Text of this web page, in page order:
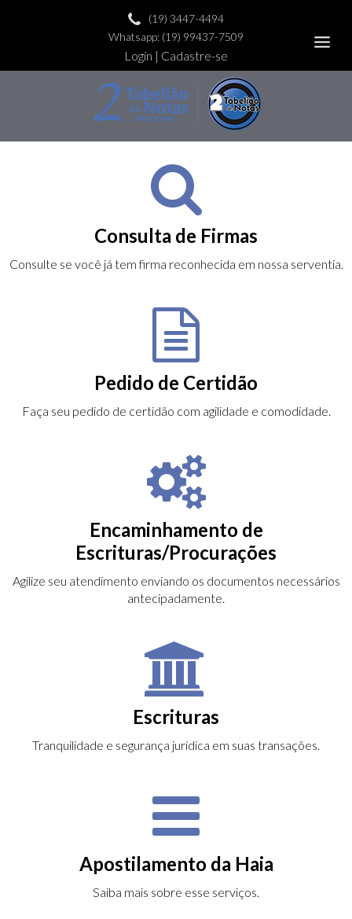
(19) 3447-4494
Whatsapp: (19) 99437-7509
Login | Cadastre-se
Consulta de Firmas
Consulte se você já tem firma reconhecida em nossa serventia.
Pedido de Certidão
Faça seu pedido de certidão com agilidade e comodidade.
Encaminhamento de
Escrituras/Procurações
Agilize seu atendimento enviando os documentos necessários
antecipadamente.
Escrituras
Tranquilidade e segurança jurídica em suas transações.
Apostilamento da Haia
Saiba mais sobre esse serviços.